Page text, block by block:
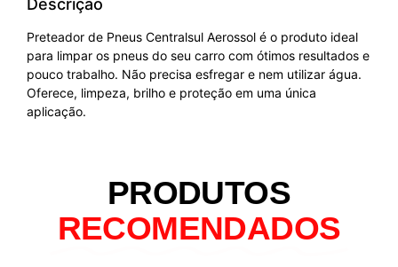
Preteador de Pneus Centralsul Aerossol é o produto ideal
para limpar os pneus do seu carro com ótimos resultados e
pouco trabalho. Não precisa esfregar e nem utilizar água.
Oferece, limpeza, brilho e proteção em uma única
aplicação.
PRODUTOS
RECOMENDADOS